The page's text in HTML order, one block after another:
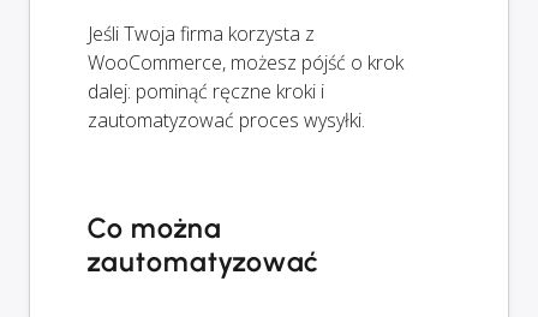
Jeśli Twoja firma korzysta z
WooCommerce, możesz pójść o krok
dalej: pominąć ręczne kroki i
zautomatyzować proces wysyłki.
Co można
zautomatyzować